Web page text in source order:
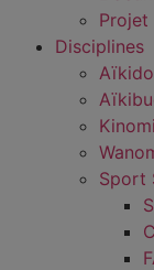
Projet
Disciplines
Aïkido
Sport